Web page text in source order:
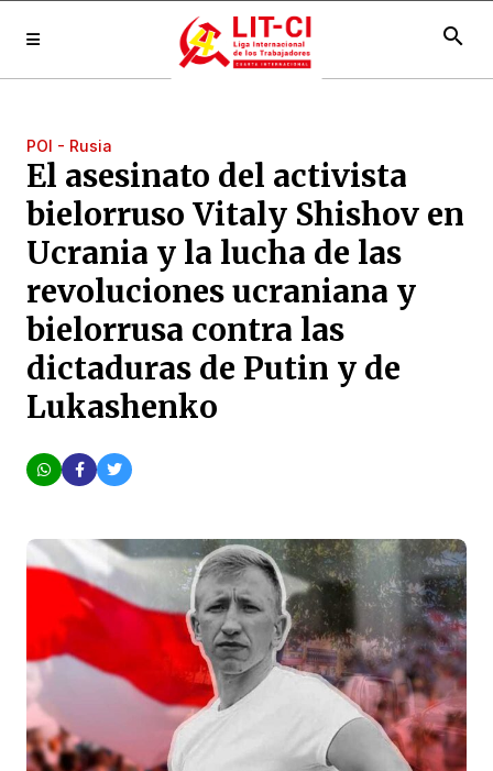
search
POI - Rusia
El asesinato del activista
bielorruso Vitaly Shishov en
Ucrania y la lucha de las
revoluciones ucraniana y
bielorrusa contra las
dictaduras de Putin y de
Lukashenko